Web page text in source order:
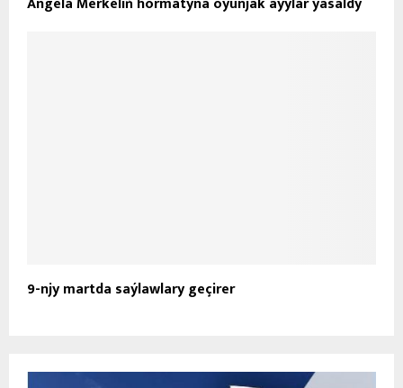
9-njy martda saýlawlary geçirer